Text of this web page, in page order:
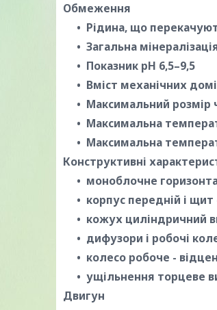
Обмеження
Рідина, що
Загальна
Показник рН 6,5–9,5
Вміст механічних
Максимальний розмір
Максимальна
Максимальна
Конструктивні
моноблочне
корпус передній і
кожух циліндричний
дифузори і робочі
колесо робоче -
ущільнення торцеве
Двигун